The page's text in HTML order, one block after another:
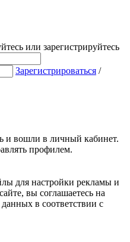
или зарегистрируйтесь
Зарегистрироваться /
и вошли в личный кабинет.
профилем.
для настройки рекламы и
вы соглашаетесь на
в соответствии с